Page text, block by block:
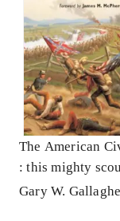
The American
: this mighty
war
Gary W.